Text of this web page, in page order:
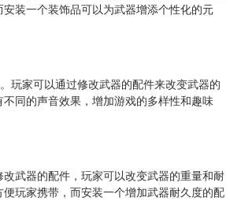
装一个装饰品可以为武器增添个性化的元
玩家可以通过修改武器的配件来改变武器的
同的声音效果，增加游戏的多样性和趣味
武器的配件，玩家可以改变武器的重量和耐
玩家携带，而安装一个增加武器耐久度的配